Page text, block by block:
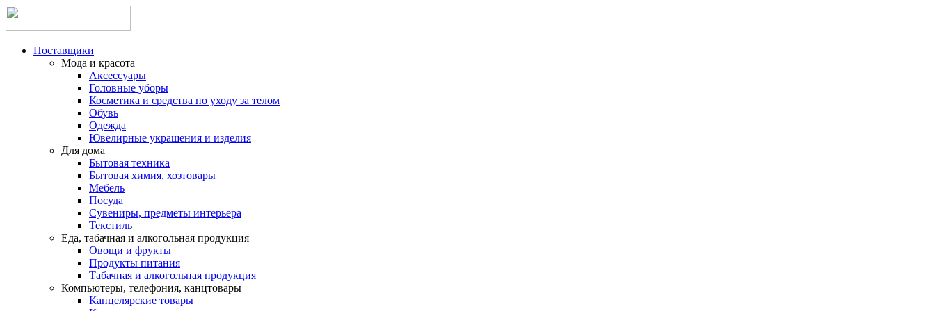
Поставщики
Мода и красота
Аксессуары
Головные уборы
Косметика и средства по уходу за телом
Обувь
Одежда
Ювелирные украшения и изделия
Для дома
Бытовая техника
Бытовая химия, хозтовары
Мебель
Посуда
Сувениры, предметы интерьера
Текстиль
Еда, табачная и алкогольная продукция
Овощи и фрукты
Продукты питания
Табачная и алкогольная продукция
Компьютеры, телефония, канцтовары
Канцелярские товары